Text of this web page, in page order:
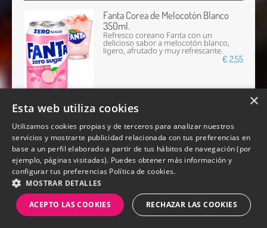
Fanta Corea de Melocotón Blanco
350ml.
Refresco coreano Fanta con un
delicioso sabor a melocotón blanco,
ligero, afrutado y muy refrescante.
€ 2,55
Golden Big Bowl 106g.
Ramen japonés con caldo dorado
elaborado con extracto de carne
Wagyu y verduras cocinadas
lentamente.
×
Esta web utiliza cookies
Utilizamos cookies propias y de terceros para analizar nuestros
servicios y mostrarte publicidad relacionada con tus preferencias en
base a un perfil elaborado a partir de tus hábitos de navegación (por
ejemplo, páginas visitadas). Puedes obtener más información y
configurar tus preferencias Política de cookies.
MOSTRAR DETALLES
ACEPTO LAS COOKIES RECHAZAR LAS COOKIES